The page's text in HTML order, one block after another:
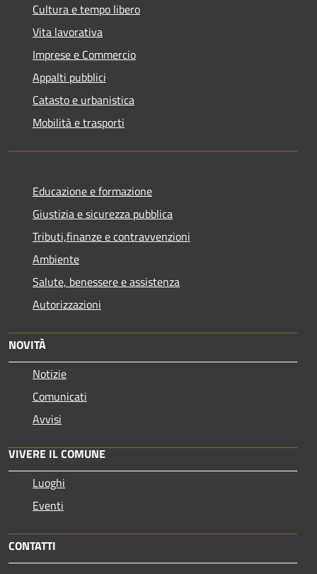
Cultura e tempo libero
Vita lavorativa
Imprese e Commercio
Appalti pubblici
Catasto e urbanistica
Mobilità e trasporti
Educazione e formazione
Giustizia e sicurezza pubblica
Tributi,finanze e contravvenzioni
Ambiente
Salute, benessere e assistenza
Autorizzazioni
NOVITÀ
Notizie
Comunicati
Avvisi
VIVERE IL COMUNE
Luoghi
Eventi
CONTATTI